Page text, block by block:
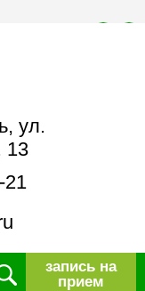
ул.
13
21
запись на
прием